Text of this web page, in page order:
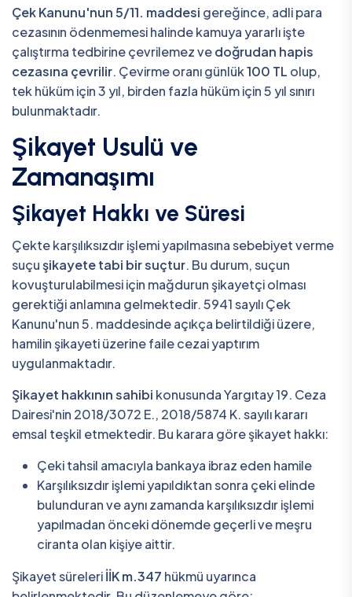
Çek Kanunu'nun 5/11. maddesi gereğince, adli para
cezasının ödenmemesi halinde kamuya yararlı işte
çalıştırma tedbirine çevrilemez vedoğrudan hapis
cezasına çevrilir. Çevirme oranı günlük100 TL olup,
tek hüküm için 3 yıl, birden fazla hüküm için 5 yıl sınırı
bulunmaktadır.
Şikayet Usulü ve
Zamanaşımı
Şikayet Hakkı ve Süresi
Çekte karşılıksızdır işlemi yapılmasına sebebiyet verme
suçuşikayete tabi bir suçtur. Bu durum, suçun
kovuşturulabilmesi için mağdurun şikayetçi olması
gerektiği anlamına gelmektedir. 5941 sayılı Çek
Kanunu'nun 5. maddesinde açıkça belirtildiği üzere,
hamilin şikayeti üzerine faile cezai yaptırım
uygulanmaktadır.
Şikayet hakkının sahibi konusunda Yargıtay 19. Ceza
Dairesi'nin 2018/3072 E., 2018/5874 K. sayılı kararı
emsal teşkil etmektedir. Bu karara göre şikayet hakkı:
Çeki tahsil amacıyla bankaya ibraz eden hamile
Karşılıksızdır işlemi yapıldıktan sonra çeki elinde
bulunduran ve aynı zamanda karşılıksızdır işlemi
yapılmadan önceki dönemde geçerli ve meşru
ciranta olan kişiye aittir.
Şikayet süreleriİİK m.347 hükmü uyarınca